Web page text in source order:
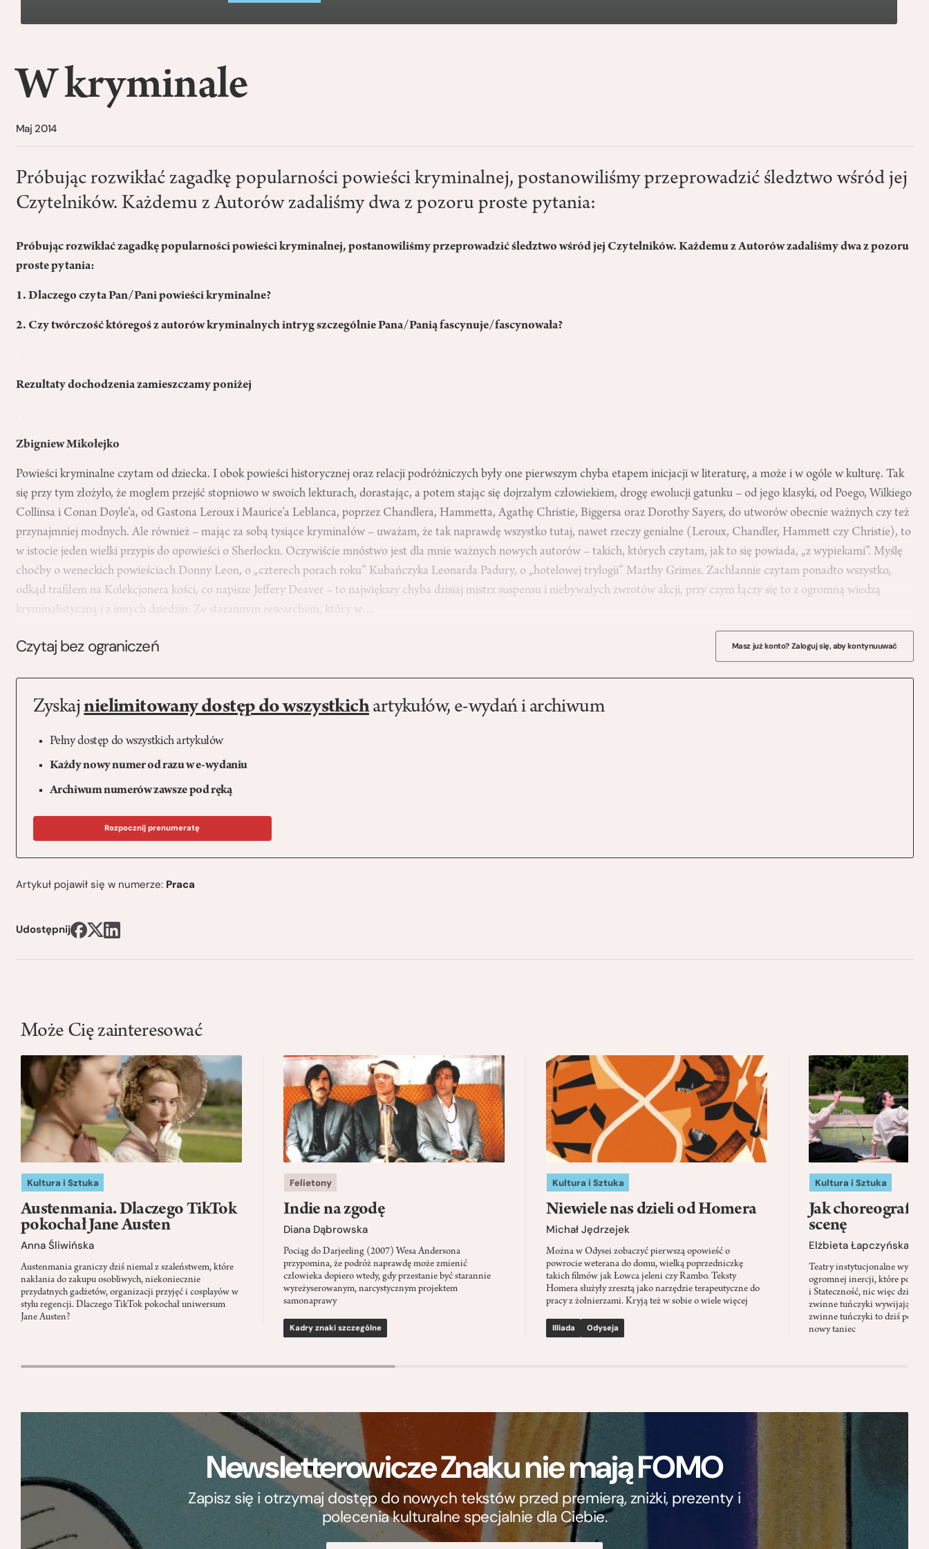
W kryminale
Maj 2014
Próbując rozwikłać zagadkę popularności powieści kryminalnej, postanowiliśmy przeprowadzić śledztwo wśród jej
Czytelników. Każdemu z Autorów zadaliśmy dwa z pozoru proste pytania:
Próbując rozwikłać zagadkę popularności powieści kryminalnej, postanowiliśmy przeprowadzić śledztwo wśród jej Czytelników. Każdemu z Autorów zadaliśmy dwa z pozoru
proste pytania:
1. Dlaczego czyta Pan/Pani powieści kryminalne?
2. Czy twórczość któregoś z autorów kryminalnych intryg szczególnie Pana/Panią fascynuje/fascynowała?
Rezultaty dochodzenia zamieszczamy poniżej
Zbigniew Mikołejko
Powieści kryminalne czytam od dziecka. I obok powieści historycznej oraz relacji podróżniczych były one pierwszym chyba etapem inicjacji w literaturę, a może i w ogóle w kulturę. Tak
się przy tym złożyło, że mogłem przejść stopniowo w swoich lekturach, dorastając, a potem stając się dojrzałym człowiekiem, drogę ewolucji gatunku – od jego klasyki, od Poego, Wilkiego
Collinsa i Conan Doyle’a, od Gastona Leroux i Maurice’a Leblanca, poprzez Chandlera, Hammetta, Agathę Christie, Biggersa oraz Dorothy Sayers, do utworów obecnie ważnych czy też
przynajmniej modnych. Ale również – mając za sobą tysiące kryminałów – uważam, że tak naprawdę wszystko tutaj, nawet rzeczy genialne (Leroux, Chandler, Hammett czy Christie), to
w istocie jeden wielki przypis do opowieści o Sherlocku. Oczywiście mnóstwo jest dla mnie ważnych nowych autorów – takich, których czytam, jak to się powiada, „z wypiekami”. Myślę
choćby o weneckich powieściach Donny Leon, o „czterech porach roku” Kubańczyka Leonarda Padury, o „hotelowej trylogii” Marthy Grimes. Zachłannie czytam ponadto wszystko,
odkąd trafiłem na Kolekcjonera kości, co napisze Jeffery Deaver – to największy chyba dzisiaj mistrz suspensu i niebywałych zwrotów akcji, przy czym łączy się to z ogromną wiedzą
kryminalistyczną i z innych dziedzin. Ze starannym researchem, który w…
Czytaj bez ograniczeń Masz już konto? Zaloguj się, aby kontynuuwać
Zyskajnielimitowany dostęp do wszystkichartykułów, e-wydań i archiwum
Pełny dostęp do wszystkich artykułów
Każdy nowy numer od razu w e-wydaniu
Archiwum numerów zawsze pod ręką
Rozpocznij prenumeratę
Artykuł pojawił się w numerze: Praca
Udostępnij
Może Cię zainteresować
Kultura i Sztuka
Austenmania. Dlaczego TikTok
pokochał Jane Austen
Anna Śliwińska
Austenmania graniczy dziś niemal z szaleństwem, które
nakłania do zakupu osobliwych, niekoniecznie
przydatnych gadżetów, organizacji przyjęć i cosplayów w
stylu regencji. Dlaczego TikTok pokochał uniwersum
Jane Austen?
Felietony
Indie na zgodę
Diana Dąbrowska
Pociąg do Darjeeling (2007) Wesa Andersona
przypomina, że podróż naprawdę może zmienić
człowieka dopiero wtedy, gdy przestanie być starannie
wyreżyserowanym, narcystycznym projektem
samonaprawy
Kadry znaki szczególne
Kultura i Sztuka
Niewiele nas dzieli od Homera
Michał Jędrzejek
Można w Odysei zobaczyć pierwszą opowieść o
powrocie weterana do domu, wielką poprzedniczkę
takich filmów jak Łowca jeleni czy Rambo. Teksty
Homera służyły zresztą jako narzędzie terapeutyczne do
pracy z żołnierzami. Kryją też w sobie o wiele więcej
Illiada Odyseja
Kultura i Sztuka
Jak
scenę
Elżbieta Łapczyńska
Teatry instytucjonalne
ogromnej inercji, które ponad
i Stateczność, nic więc
zwinne tuńczyki wywijają
zwinne tuńczyki to dziś
nowy taniec
Newsletterowicze Znaku nie mają FOMO
Zapisz się i otrzymaj dostęp do nowych tekstów przed premierą, zniżki, prezenty i
polecenia kulturalne specjalnie dla Ciebie.